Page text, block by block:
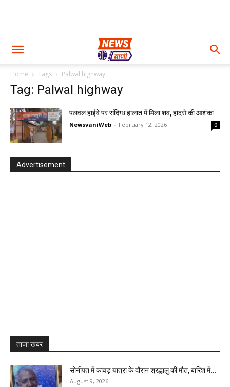
Home Tags Palwal highway
Tag: Palwal highway
पलवल हाईवे पर संदिग्ध हालात में मिला शव, हादसे की आशंका
NewsvaniWeb - February 12, 2026 0
Advertisement
ताजा खबर
सोनीपत में कांवड़ यात्रा के दौरान श्रद्धालु की मौत, बारिश में...
August 9, 2026